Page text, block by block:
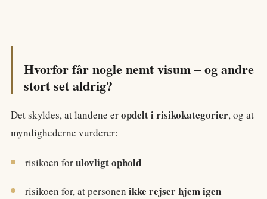
Hvorfor får nogle nemt visum – og andre
stort set aldrig?
Det skyldes, at landene eropdelt i risikokategorier, og at
myndighederne vurderer:
risikoen forulovligt ophold
risikoen for, at personen ikke rejser hjem igen